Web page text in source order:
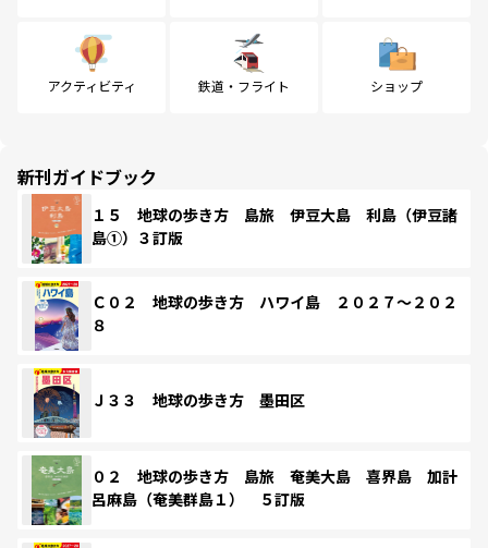
アクティビティ 鉄道・フライト ショップ
新刊ガイドブック
１５ 地球の歩き方 島旅 伊豆大島 利島（伊豆諸
島①）３訂版
Ｃ０２ 地球の歩き方 ハワイ島 ２０２７～２０２
８
Ｊ３３ 地球の歩き方 墨田区
０２ 地球の歩き方 島旅 奄美大島 喜界島 加計
呂麻島（奄美群島１） ５訂版